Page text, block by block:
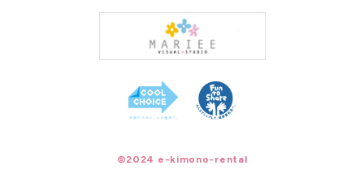
©2024 e-kimono-rental